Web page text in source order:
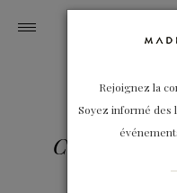
Comment
Rejoignez la
Soyez informé des